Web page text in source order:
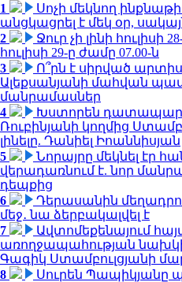
1
Սոչի մեկնող
անցկացրել է մեկ օր,
2
Ջուր չի լինի հուլիսի
հուլիսի 29-ը ժամը 07.00-ն
3
Ո՞րն է սիրված
Ալեքսանյանի մահվան
մանրամասներ
4
Խստորեն
Ռուբինյանի կողմից
լինելը. Դանիել Իոաննիսյան
5
Նորայրը մեկնել էր
վերադառնում է. նոր
դեպքից
6
Դերասանին
մեջ․ նա ձերբակալվել է
7
Ավտոմեքենայում
առողջապահության
Գագիկ Ստամբուլցյանի
8
Սուրեն Պապիկյանը